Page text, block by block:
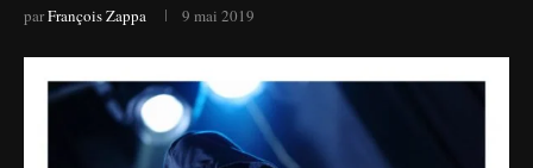
parFrançois Zappa 9 mai 2019